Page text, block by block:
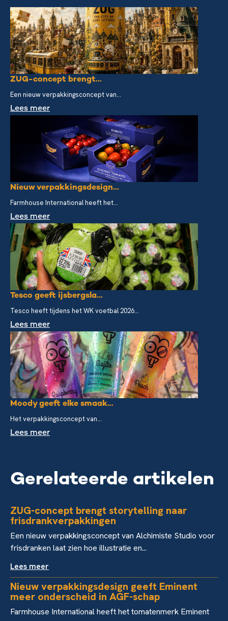
ZUG-concept brengt...
Een nieuw verpakkingsconcept van...
Lees meer
Nieuw verpakkingsdesign...
Farmhouse International heeft het...
Lees meer
Tesco geeft ijsbergsla...
Tesco heeft tijdens het WK voetbal 2026...
Lees meer
Moody geeft elke smaak...
Het verpakkingsconcept van...
Lees meer
Gerelateerde artikelen
ZUG-concept brengt storytelling naar
frisdrankverpakkingen
Een nieuw verpakkingsconcept van Alchimiste Studio voor
frisdranken laat zien hoe illustratie en...
Lees meer
Nieuw verpakkingsdesign geeft Eminent
meer onderscheid in AGF-schap
Farmhouse International heeft het tomatenmerk Eminent